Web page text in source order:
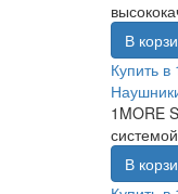
В
Купить в
1MORE
В